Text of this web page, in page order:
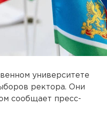
университете
ректора. Они
сообщает пресс-